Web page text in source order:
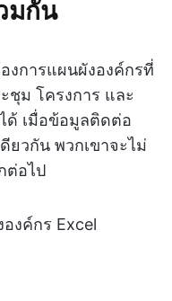
มกัน
งการแผนผังองค์กรที่
ชุม โครงการ และ
ด้ เมื่อข้อมูลติดต่อ
ยวกัน พวกเขาจะไม่
ต่อไป
งค์กร Excel